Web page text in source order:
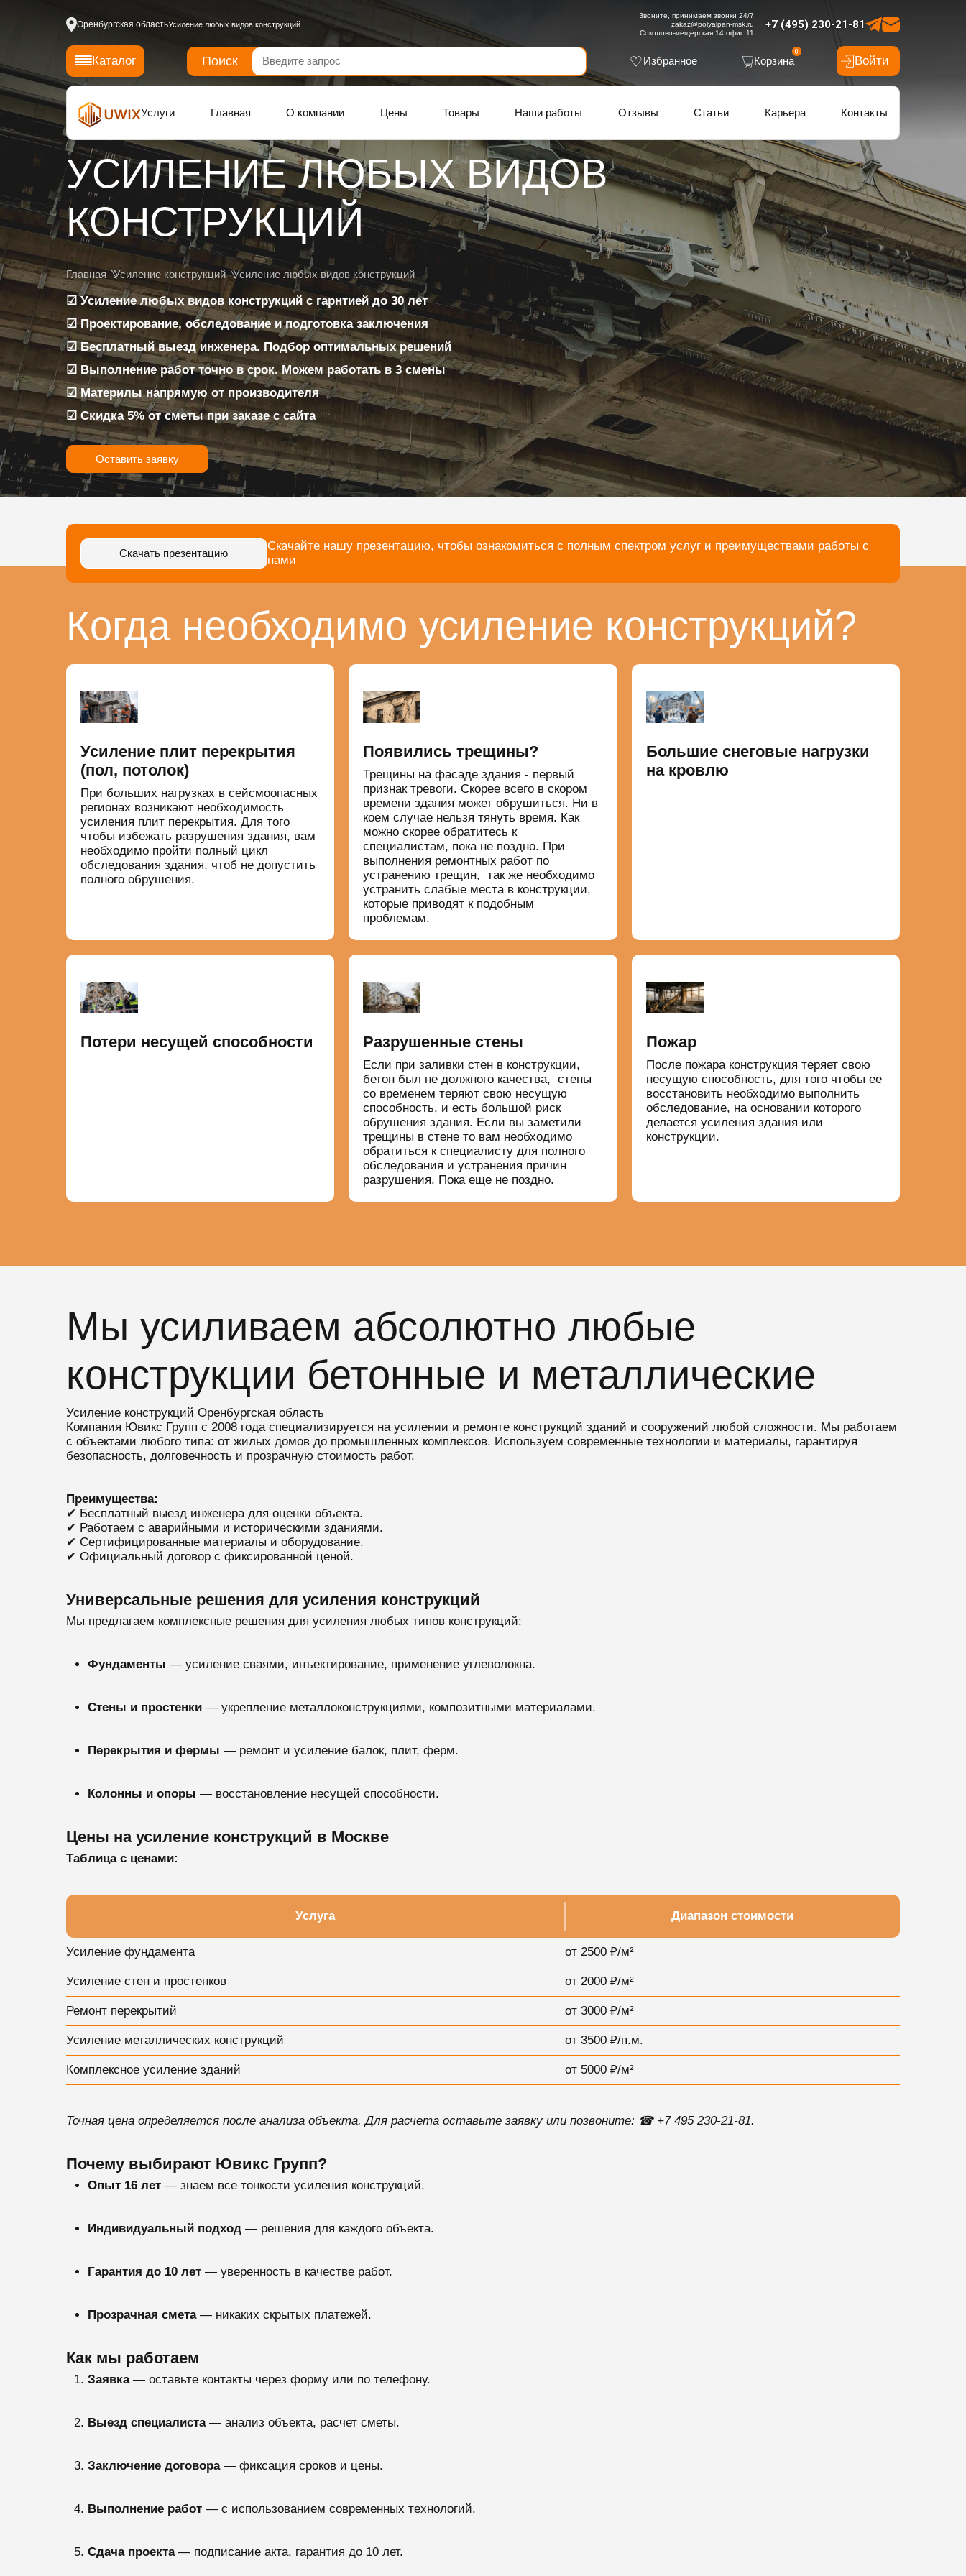
Оренбургская областьУсиление любых видов конструкций +7 (495) 230-21-81
Звоните, принимаем звонки 24/7
zakaz@polyalpan-msk.ru
Соколово-мещерская 14 офис 11
Каталог Поиск Избранное Корзина
0
Войти
Услуги Главная О компании Цены Товары Наши работы Отзывы Статьи Карьера Контакты
УСИЛЕНИЕ ЛЮБЫХ ВИДОВ
КОНСТРУКЦИЙ
Главная Усиление конструкций Усиление любых видов конструкций
☑ Усиление любых видов конструкций с гарнтией до 30 лет
☑ Проектирование, обследование и подготовка заключения
☑ Бесплатный выезд инженера. Подбор оптимальных решений
☑ Выполнение работ точно в срок. Можем работать в 3 смены
☑ Материлы напрямую от производителя
☑ Скидка 5% от сметы при заказе с сайта
Оставить заявку
Скачать презентацию
Скачайте нашу презентацию, чтобы ознакомиться с полным спектром услуг и преимуществами работы с
нами
Когда необходимо усиление конструкций?
Усиление плит перекрытия
(пол, потолок)
При больших нагрузках в сейсмоопасных
регионах возникают необходимость
усиления плит перекрытия. Для того
чтобы избежать разрушения здания, вам
необходимо пройти полный цикл
обследования здания, чтоб не допустить
полного обрушения.
Появились трещины?
Трещины на фасаде здания - первый
признак тревоги. Скорее всего в скором
времени здания может обрушиться. Ни в
коем случае нельзя тянуть время. Как
можно скорее обратитесь к
специалистам, пока не поздно. При
выполнения ремонтных работ по
устранению трещин, так же необходимо
устранить слабые места в конструкции,
которые приводят к подобным
проблемам.
Большие снеговые нагрузки
на кровлю
Потери несущей способности Разрушенные стены
Если при заливки стен в конструкции,
бетон был не должного качества, стены
со временем теряют свою несущую
способность, и есть большой риск
обрушения здания. Если вы заметили
трещины в стене то вам необходимо
обратиться к специалисту для полного
обследования и устранения причин
разрушения. Пока еще не поздно.
Пожар
После пожара конструкция теряет свою
несущую способность, для того чтобы ее
восстановить необходимо выполнить
обследование, на основании которого
делается усиления здания или
конструкции.
Мы усиливаем абсолютно любые
конструкции бетонные и металлические
Усиление конструкций Оренбургская область
Компания Ювикс Групп с 2008 года специализируется на усилении и ремонте конструкций зданий и сооружений любой сложности. Мы работаем
с объектами любого типа: от жилых домов до промышленных комплексов. Используем современные технологии и материалы, гарантируя
безопасность, долговечность и прозрачную стоимость работ.
Преимущества:
✔ Бесплатный выезд инженера для оценки объекта.
✔ Работаем с аварийными и историческими зданиями.
✔ Сертифицированные материалы и оборудование.
✔ Официальный договор с фиксированной ценой.
Универсальные решения для усиления конструкций
Мы предлагаем комплексные решения для усиления любых типов конструкций:
Фундаменты — усиление сваями, инъектирование, применение углеволокна.
Стены и простенки — укрепление металлоконструкциями, композитными материалами.
Перекрытия и фермы — ремонт и усиление балок, плит, ферм.
Колонны и опоры — восстановление несущей способности.
Цены на усиление конструкций в Москве
Таблица с ценами:
Услуга Диапазон стоимости
Усиление фундамента от 2500 ₽/м²
Усиление стен и простенков от 2000 ₽/м²
Ремонт перекрытий от 3000 ₽/м²
Усиление металлических конструкций от 3500 ₽/п.м.
Комплексное усиление зданий от 5000 ₽/м²
Точная цена определяется после анализа объекта. Для расчета оставьте заявку или позвоните: ☎ +7 495 230-21-81.
Почему выбирают Ювикс Групп?
Опыт 16 лет — знаем все тонкости усиления конструкций.
Индивидуальный подход — решения для каждого объекта.
Гарантия до 10 лет — уверенность в качестве работ.
Прозрачная смета — никаких скрытых платежей.
Как мы работаем
Заявка — оставьте контакты через форму или по телефону.
Выезд специалиста — анализ объекта, расчет сметы.
Заключение договора — фиксация сроков и цены.
Выполнение работ — с использованием современных технологий.
Сдача проекта — подписание акта, гарантия до 10 лет.